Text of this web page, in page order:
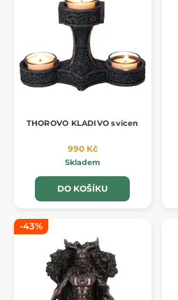
THOROVO KLADIVO svícen
990 Kč
Skladem
DO KOŠÍKU
-43%